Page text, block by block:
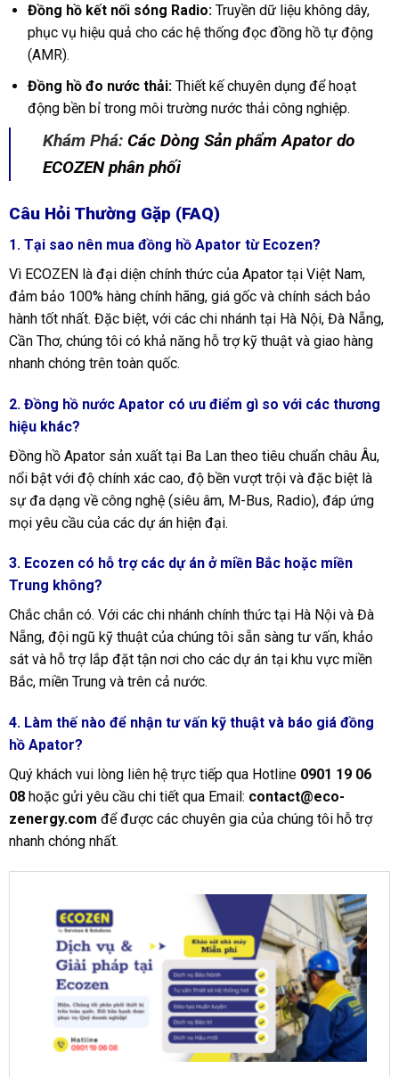
Đồng hồ kết nối sóng Radio:Truyền dữ liệu không dây,
phục vụ hiệu quả cho các hệ thống đọc đồng hồ tự động
(AMR).
Đồng hồ đo nước thải:Thiết kế chuyên dụng để hoạt
động bền bỉ trong môi trường nước thải công nghiệp.
Khám Phá: Các Dòng Sản phẩm Apator do
ECOZEN phân phối
Câu Hỏi Thường Gặp (FAQ)
1. Tại sao nên mua đồng hồ Apator từ Ecozen?
Vì ECOZEN là đại diện chính thức của Apator tại Việt Nam,
đảm bảo 100% hàng chính hãng, giá gốc và chính sách bảo
hành tốt nhất. Đặc biệt, với các chi nhánh tại Hà Nội, Đà Nẵng,
Cần Thơ, chúng tôi có khả năng hỗ trợ kỹ thuật và giao hàng
nhanh chóng trên toàn quốc.
2. Đồng hồ nước Apator có ưu điểm gì so với các thương
hiệu khác?
Đồng hồ Apator sản xuất tại Ba Lan theo tiêu chuẩn châu Âu,
nổi bật với độ chính xác cao, độ bền vượt trội và đặc biệt là
sự đa dạng về công nghệ (siêu âm, M-Bus, Radio), đáp ứng
mọi yêu cầu của các dự án hiện đại.
3. Ecozen có hỗ trợ các dự án ở miền Bắc hoặc miền
Trung không?
Chắc chắn có. Với các chi nhánh chính thức tại Hà Nội và Đà
Nẵng, đội ngũ kỹ thuật của chúng tôi sẵn sàng tư vấn, khảo
sát và hỗ trợ lắp đặt tận nơi cho các dự án tại khu vực miền
Bắc, miền Trung và trên cả nước.
4. Làm thế nào để nhận tư vấn kỹ thuật và báo giá đồng
hồ Apator?
Quý khách vui lòng liên hệ trực tiếp qua Hotline 0901 19 06
08 hoặc gửi yêu cầu chi tiết qua Email: contact@eco-
zenergy.com để được các chuyên gia của chúng tôi hỗ trợ
nhanh chóng nhất.